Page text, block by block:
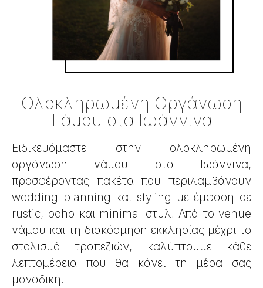
Ολοκληρωμένη Οργάνωση
Γάμου στα Ιωάννινα
Ειδικευόμαστε στην ολοκληρωμένη
οργάνωση γάμου στα Ιωάννινα,
προσφέροντας πακέτα που περιλαμβάνουν
wedding planning και styling με έμφαση σε
rustic, boho και minimal στυλ. Από το venue
γάμου και τη διακόσμηση εκκλησίας μέχρι το
στολισμό τραπεζιών, καλύπτουμε κάθε
λεπτομέρεια που θα κάνει τη μέρα σας
μοναδική.